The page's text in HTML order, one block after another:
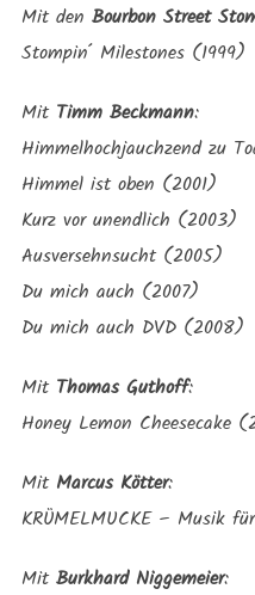
Mit den Bourbon Street
Stompin´ Milestones (1999)
Mit Timm Beckmann:
Himmelhochjauchzend zu
Himmel ist oben (2001)
Kurz vor unendlich (2003)
Ausversehnsucht (2005)
Du mich auch (2007)
Du mich auch DVD (2008)
Mit Thomas Guthoff:
Honey Lemon Cheesecake
Mit Marcus Kötter:
KRÜMELMUCKE – Musik
Mit Burkhard Niggemeier: